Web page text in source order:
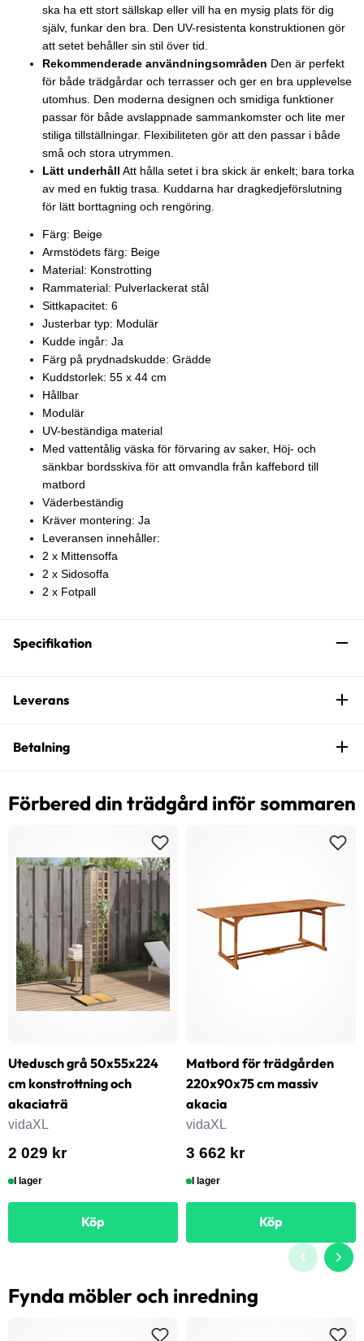
ska ha ett stort sällskap eller vill ha en mysig plats för dig
själv, funkar den bra. Den UV-resistenta konstruktionen gör
att setet behåller sin stil över tid.
Rekommenderade användningsområden Den är perfekt
för både trädgårdar och terrasser och ger en bra upplevelse
utomhus. Den moderna designen och smidiga funktioner
passar för både avslappnade sammankomster och lite mer
stiliga tillställningar. Flexibiliteten gör att den passar i både
små och stora utrymmen.
Lätt underhåll Att hålla setet i bra skick är enkelt; bara torka
av med en fuktig trasa. Kuddarna har dragkedjeförslutning
för lätt borttagning och rengöring.
Färg: Beige
Armstödets färg: Beige
Material: Konstrotting
Rammaterial: Pulverlackerat stål
Sittkapacitet: 6
Justerbar typ: Modulär
Kudde ingår: Ja
Färg på prydnadskudde: Grädde
Kuddstorlek: 55 x 44 cm
Hållbar
Modulär
UV-beständiga material
Med vattentålig väska för förvaring av saker, Höj- och
sänkbar bordsskiva för att omvandla från kaffebord till
matbord
Väderbeständig
Kräver montering: Ja
Leveransen innehåller:
2 x Mittensoffa
2 x Sidosoffa
2 x Fotpall
Specifikation
Leverans
Betalning
Förbered din trädgård inför sommaren
Utedusch grå 50x55x224
cm konstrottning och
akaciaträ
vidaXL
2 029 kr
I lager
Köp
Matbord för trädgården
220x90x75 cm massiv
akacia
vidaXL
3 662 kr
I lager
Köp
Fynda möbler och inredning